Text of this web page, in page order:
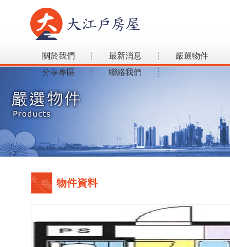
關於我們 最新消息
嚴選物件
分享專區
聯絡我們
物件資料